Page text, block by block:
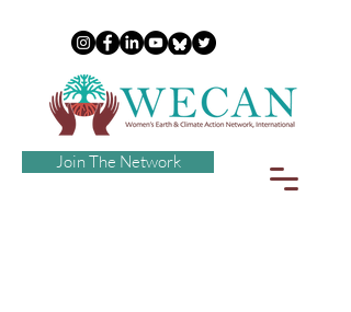
Join The Network